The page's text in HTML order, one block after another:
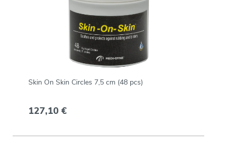
Skin On Skin Circles 7,5 cm (48 pcs)
127,10 €